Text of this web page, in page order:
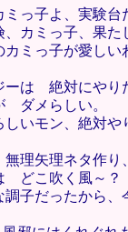
っ子よ、実験台
カミっ子、果た
ミっ子が愛しい
ーは 絶対にやり
ダメらしい。
しいモン、絶対
理矢理ネタ作り
どこ吹く風～？
調子だったから、